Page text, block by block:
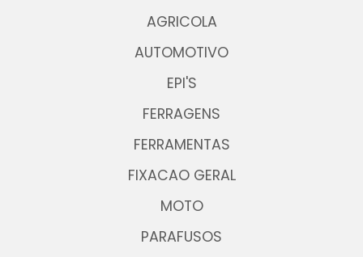
AGRICOLA
AUTOMOTIVO
EPI'S
FERRAGENS
FERRAMENTAS
FIXACAO GERAL
MOTO
PARAFUSOS